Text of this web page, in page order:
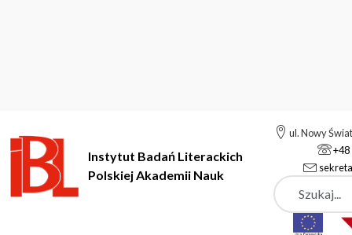
Instytut Badań Literackich
Polskiej Akademii Nauk
ul. Nowy
+48
Szukaj
Instytut Badań Literackich Polskiej Akademii Nauk Administracja